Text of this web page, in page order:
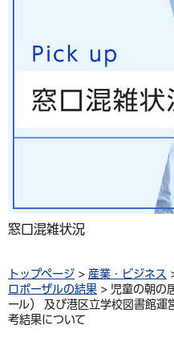
窓口混雑状況
トップページ > 産業・ビジネス
ロポーザルの結果 > 児童の朝の
ール） 及び港区立学校図書館運
考結果について